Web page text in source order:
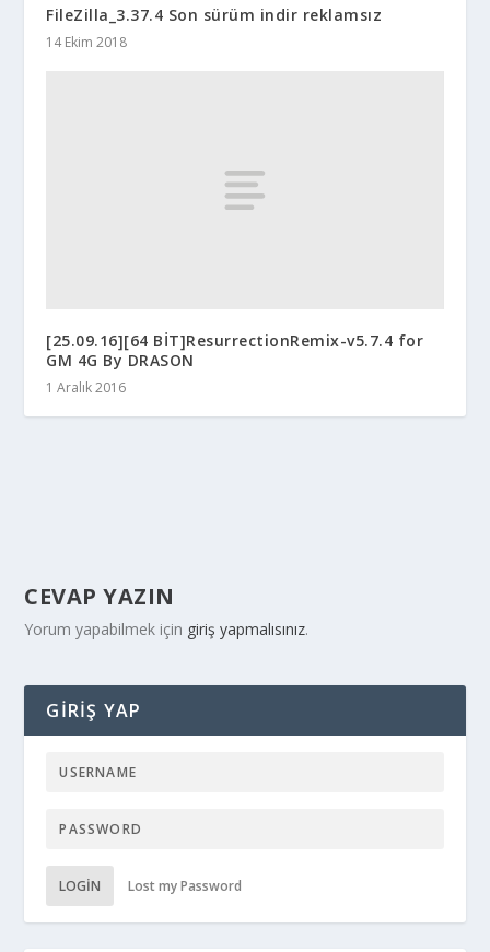
FileZilla_3.37.4 Son sürüm indir reklamsız
14 Ekim 2018
[25.09.16][64 BİT]ResurrectionRemix-v5.7.4 for
GM 4G By DRASON
1 Aralık 2016
CEVAP YAZIN
Yorum yapabilmek için giriş yapmalısınız.
GIRIŞ YAP
LOGIN Lost my Password